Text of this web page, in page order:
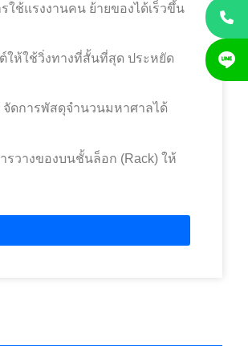
ใช้แรงงานคน ย้ายของได้เร็วขึ้น
ให้ใช้วิ่งทางที่สั้นที่สุด ประหยัด
จัดการพัสดุจำนวนมหาศาลได้
รวางของบนชั้นล็อก (Rack) ให้